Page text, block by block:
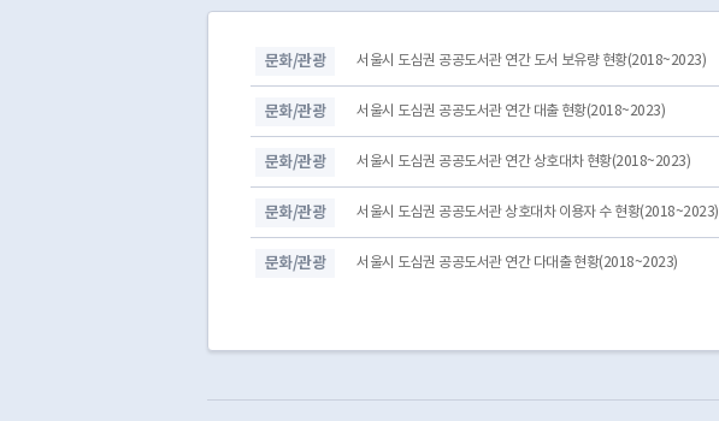
문화/관광 서울시 도심권 공공도서관 연간 도서 보유량 현황(2018~2023)
문화/관광 서울시 도심권 공공도서관 연간 대출 현황(2018~2023)
문화/관광 서울시 도심권 공공도서관 연간 상호대차 현황(2018~2023)
문화/관광 서울시 도심권 공공도서관 상호대차 이용자 수 현황(2018~2023)
문화/관광 서울시 도심권 공공도서관 연간 다대출 현황(2018~2023)